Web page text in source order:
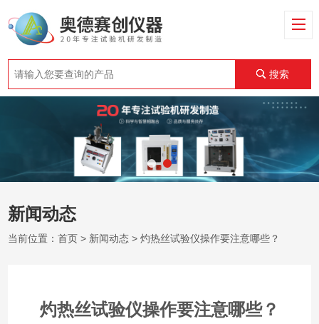
搜索
新闻动态
当前位置：首页 > 新闻动态 > 灼热丝试验仪操作要注意哪些？
灼热丝试验仪操作要注意哪些？